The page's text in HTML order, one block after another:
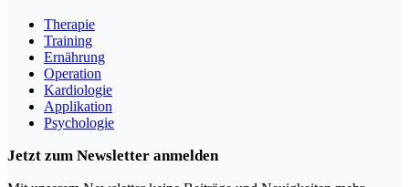
Therapie
Training
Ernährung
Operation
Kardiologie
Applikation
Psychologie
Jetzt zum Newsletter anmelden